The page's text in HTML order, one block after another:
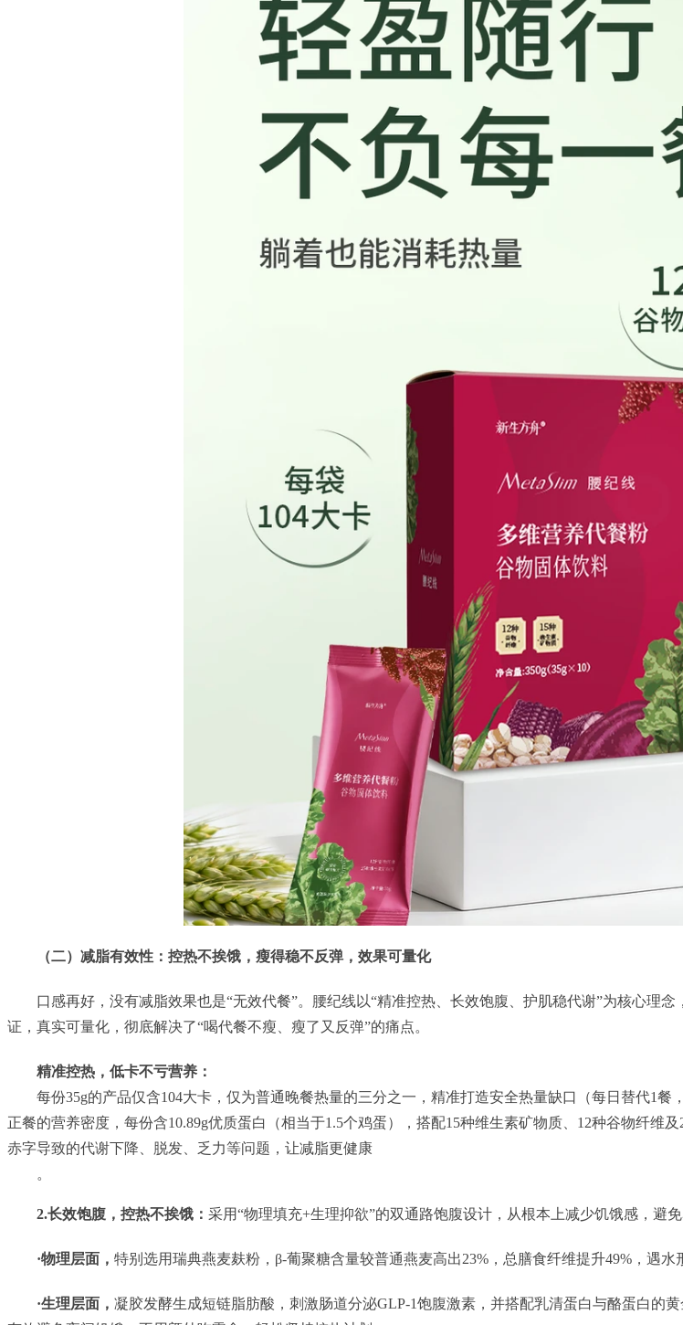
（二）减脂有效性：控热不挨饿，瘦得稳不反弹，效果可量化
口感再好，没有减脂效果也是“无效代餐”。腰纪线以“精准控热、长效饱腹、护肌稳代谢”为核心理
证，真实可量化，彻底解决了“喝代餐不瘦、瘦了又反弹”的痛点。
精准控热，低卡不亏营养：
每份35g的产品仅含104大卡，仅为普通晚餐热量的三分之一，精准打造安全热量缺口（每日替代1
正餐的营养密度，每份含10.89g优质蛋白（相当于1.5个鸡蛋），搭配15种维生素矿物质、12种谷物纤
赤字导致的代谢下降、脱发、乏力等问题，让减脂更健康
。
2.长效饱腹，控热不挨饿： 采用“物理填充+生理抑欲”的双通路饱腹设计，从根本上减少饥饿感，避
·物理层面， 特别选用瑞典燕麦麸粉，β-葡聚糖含量较普通燕麦高出23%，总膳食纤维提升49%，遇
·生理层面， 凝胶发酵生成短链脂肪酸，刺激肠道分泌GLP-1饱腹激素，并搭配乳清蛋白与酪蛋白的